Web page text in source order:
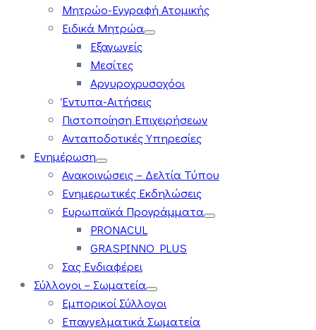
Μητρώο-Εγγραφή Ατομικής
Ειδικά Μητρώα
Εξαγωγείς
Μεσίτες
Αργυροχρυσοχόοι
Έντυπα-Αιτήσεις
Πιστοποίηση Επιχειρήσεων
Ανταποδοτικές Υπηρεσίες
Ενημέρωση
Ανακοινώσεις – Δελτία Τύπου
Ενημερωτικές Εκδηλώσεις
Ευρωπαϊκά Προγράμματα
PRONACUL
GRASPINNO PLUS
Σας Ενδιαφέρει
Σύλλογοι – Σωματεία
Εμπορικοί Σύλλογοι
Επαγγελματικά Σωματεία